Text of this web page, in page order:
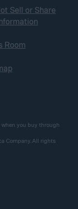
Sell or Share
Room
you buy through
Company. All rights